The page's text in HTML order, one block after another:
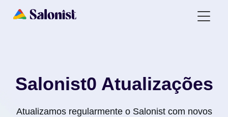
Salonist0 Atualizações
Atualizamos regularmente o Salonist com novos